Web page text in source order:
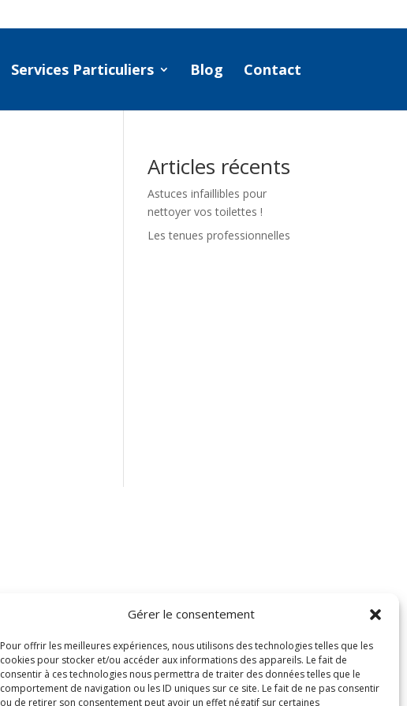
Gérer le consentement
Pour offrir les meilleures expériences, nous utilisons des technologies telles que les
cookies pour stocker et/ou accéder aux informations des appareils. Le fait de
consentir à ces technologies nous permettra de traiter des données telles que le
comportement de navigation ou les ID uniques sur ce site. Le fait de ne pas consentir
ou de retirer son consentement peut avoir un effet négatif sur certaines
Services Particuliers Blog Contact
Articles récents
Astuces infaillibles pour
nettoyer vos toilettes !
Les tenues professionnelles